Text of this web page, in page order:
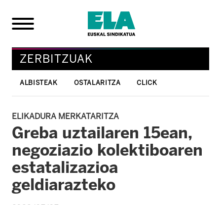
ZERBITZUAK
ALBISTEAK OSTALARITZA CLICK
ELIKADURA MERKATARITZA
Greba uztailaren 15ean,
negoziazio kolektiboaren
estatalizazioa
geldiarazteko